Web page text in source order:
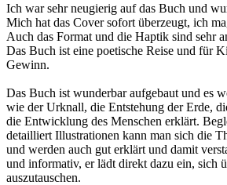
Ich war sehr neugierig auf das Buch und
Mich hat das Cover sofort überzeugt, ich
Auch das Format und die Haptik sind sehr
Das Buch ist eine poetische Reise und für
Gewinn.
Das Buch ist wunderbar aufgebaut und es
wie der Urknall, die Entstehung der Erde,
die Entwicklung des Menschen erklärt.
detailliert Illustrationen kann man sich die
und werden auch gut erklärt und damit
und informativ, er lädt direkt dazu ein, sich
auszutauschen.